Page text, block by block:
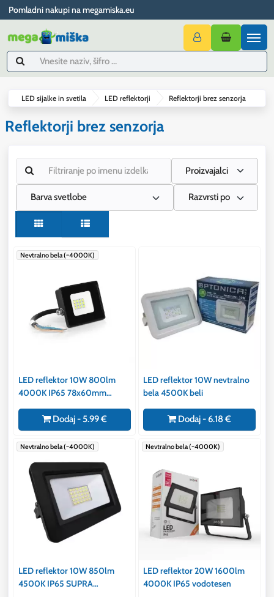
Pomladni nakupi na megamiska.eu
LED sijalke in svetila LED reflektorji Reflektorji brez senzorja
Reflektorji brez senzorja
Proizvajalci
Barva svetlobe Razvrsti po
Nevtralno bela (~4000K)
LED reflektor 10W 800lm
4000K IP65 78x60mm
Dodaj - 5.99 €
LED reflektor 10W nevtralno
bela 4500K beli
Dodaj - 6.18 €
Nevtralno bela (~4000K)
LED reflektor 10W 850lm
4500K IP65 SUPRA
Nevtralno bela (~4000K)
LED reflektor 20W 1600lm
4000K IP65 vodotesen